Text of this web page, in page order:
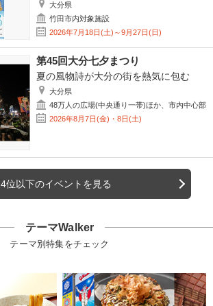
大分県
竹田市内対象施設
2026年7月18日(土)～9月27日(日)
第45回大分七夕まつり
夏の風物詩が大分の街を熱気に包む
大分県
48万人の広場(中央通り一帯)ほか、市内中心部
2026年8月7日(金)・8日(土)
4位以下のイベントを見る
テーマWalker
テーマ別特集をチェック